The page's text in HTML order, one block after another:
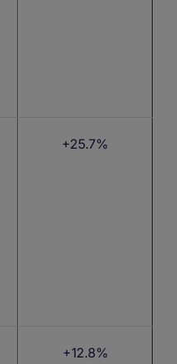
+25.7%
+12.8%